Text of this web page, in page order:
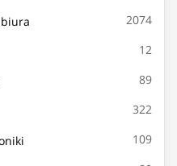
2074
12
89
322
109